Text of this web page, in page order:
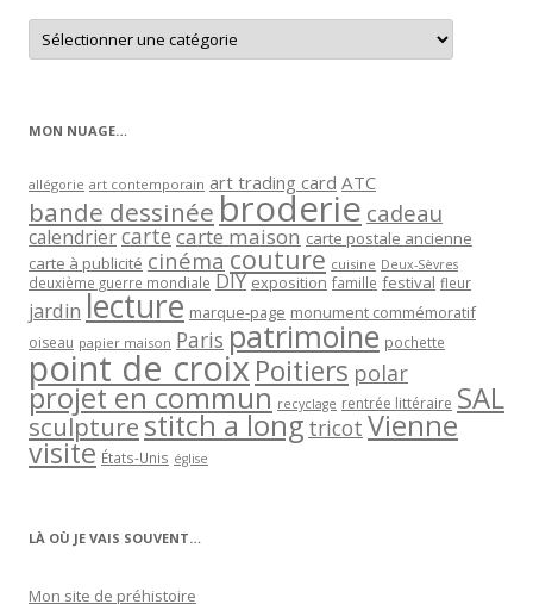
Retrouver
les
articles
MON NUAGE…
allégorie art contemporain art trading card ATC
bande dessinée broderie cadeau
calendriercartecarte maison carte postale ancienne
carte à publicité cinéma couture cuisine Deux-Sèvres
deuxième guerre mondiale DIY exposition famille festival fleur
jardin lecture marque-page monument commémoratif
oiseau papier maison Paris patrimoine pochette
point de croixPoitiers polar
projet en commun recyclage rentrée littéraire SAL
sculpturestitch a long tricot Vienne
visite États-Unis église
LÀ OÙ JE VAIS SOUVENT…
Mon site de préhistoire